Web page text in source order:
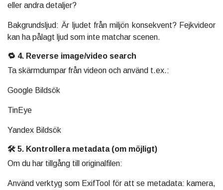
eller andra detaljer?
Bakgrundsljud: Är ljudet från miljön konsekvent? Fejkvideor
kan ha pålagt ljud som inte matchar scenen.
🔁 4. Reverse image/video search
Ta skärmdumpar från videon och använd t.ex.:
Google Bildsök
TinEye
Yandex Bildsök
🛠️ 5. Kontrollera metadata (om möjligt)
Om du har tillgång till originalfilen:
Använd verktyg som ExifTool för att se metadata: kamera,